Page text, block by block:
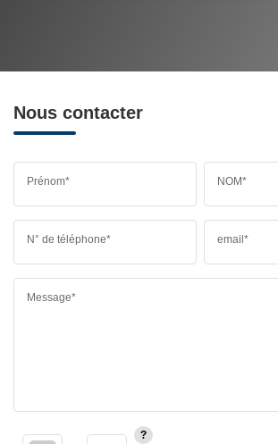
Nous contacter
Prénom* NOM*
N° de téléphone* email*
Message*